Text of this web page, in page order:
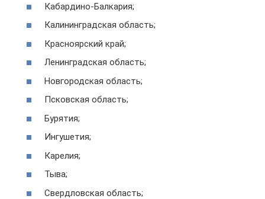
Кабардино-Балкария;
Калининградская область;
Красноярский край;
Ленинградская область;
Новгородская область;
Псковская область;
Бурятия;
Ингушетия;
Карелия;
Тыва;
Свердловская область;